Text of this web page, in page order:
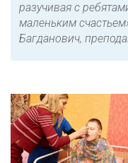
разучивая с
маленьким
Багданович,